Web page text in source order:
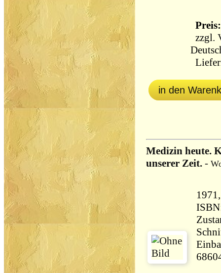
zzgl.
in den
Medizin heute.
unserer Zeit. -
1971, dtv,